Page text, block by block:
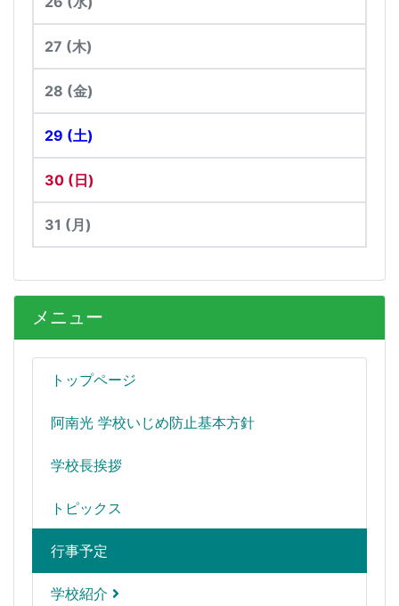
メニュー
トップページ
阿南光 学校いじめ防止基本方針
学校長挨拶
トピックス
行事予定
学校紹介
27 (木)
28 (金)
29 (土)
30 (日)
31 (月)